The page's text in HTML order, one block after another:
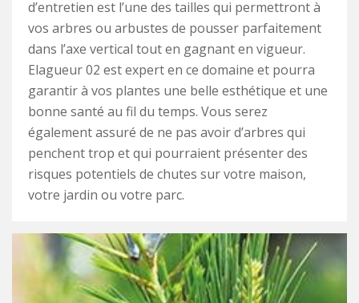
d’entretien est l’une des tailles qui permettront à
vos arbres ou arbustes de pousser parfaitement
dans l’axe vertical tout en gagnant en vigueur.
Elagueur 02 est expert en ce domaine et pourra
garantir à vos plantes une belle esthétique et une
bonne santé au fil du temps. Vous serez
également assuré de ne pas avoir d’arbres qui
penchent trop et qui pourraient présenter des
risques potentiels de chutes sur votre maison,
votre jardin ou votre parc.